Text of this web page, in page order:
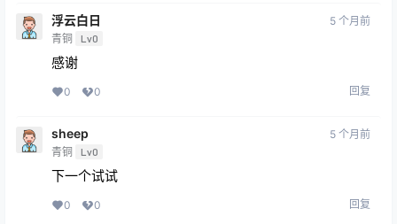
浮云白日
青铜 Lv0
5 个月前
感谢
0 0 回复
sheep
青铜 Lv0
5 个月前
下一个试试
0 0 回复